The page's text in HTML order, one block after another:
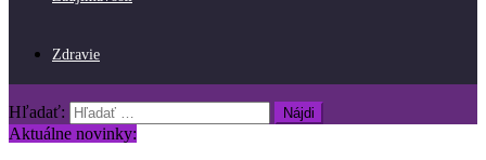
Zdravie
Hľadať:
Aktuálne novinky: